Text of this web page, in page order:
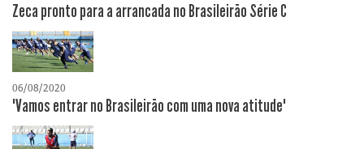
Zeca pronto para a arrancada no Brasileirão Série C
06/08/2020
"Vamos entrar no Brasileirão com uma nova atitude"